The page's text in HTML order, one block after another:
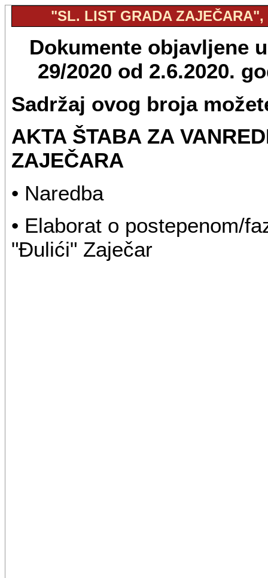
"SL. LIST GRADA ZAJEČARA",
Dokumente objavljene
29/2020 od 2.6.2020.
Sadržaj ovog broja
AKTA ŠTABA ZA
ZAJEČARA
• Naredba
• Elaborat o postepenom/
"Đulići" Zaječar